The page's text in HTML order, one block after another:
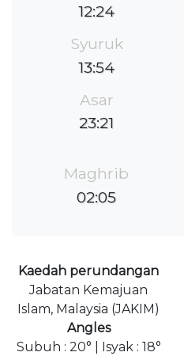
12:24
Syuruk
13:54
Asar
23:21
Maghrib
02:05
Kaedah perundangan
Jabatan Kemajuan
Islam, Malaysia (JAKIM)
Angles
Subuh : 20° | Isyak : 18°